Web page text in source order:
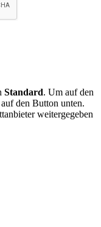
Standard. Um auf den
den Button unten.
weitergegeben